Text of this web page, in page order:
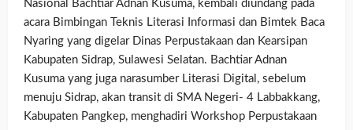
Nasional Bachtiar Adnan Kusuma, kembali diundang pada
acara Bimbingan Teknis Literasi Informasi dan Bimtek Baca
Nyaring yang digelar Dinas Perpustakaan dan Kearsipan
Kabupaten Sidrap, Sulawesi Selatan. Bachtiar Adnan
Kusuma yang juga narasumber Literasi Digital, sebelum
menuju Sidrap, akan transit di SMA Negeri- 4 Labbakkang,
Kabupaten Pangkep, menghadiri Workshop Perpustakaan